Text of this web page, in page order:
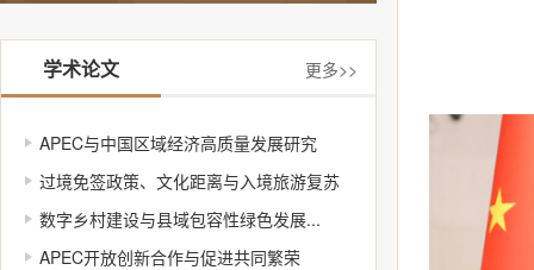
学术论文 更多>>
APEC与中国区域经济高质量发展研究
过境免签政策、文化距离与入境旅游复苏
数字乡村建设与县域包容性绿色发展...
APEC开放创新合作与促进共同繁荣